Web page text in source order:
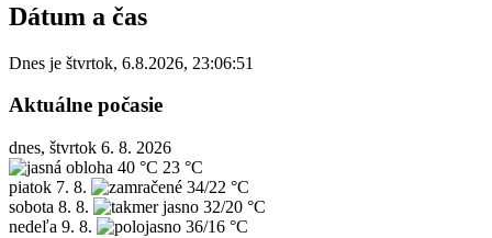
Dátum a čas
Dnes je štvrtok, 6.8.2026, 23:06:51
Aktuálne počasie
dnes, štvrtok 6. 8. 2026
40 °C 23 °C
piatok 7. 8.
34/22 °C
sobota 8. 8.
32/20 °C
nedeľa 9. 8. 36/16 °C